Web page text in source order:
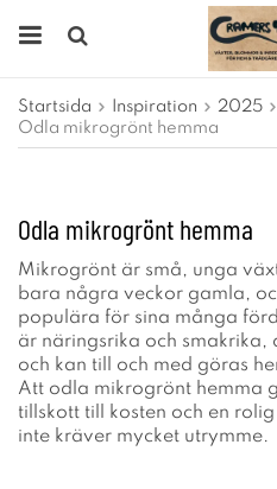
Startsida Inspiration 2025
Odla mikrogrönt hemma
Odla mikrogrönt hemma
Mikrogrönt är små, unga
bara några veckor gamla,
populära för sina många
är näringsrika och
och kan till och med göras
Att odla mikrogrönt hemma
tillskott till kosten och en
inte kräver mycket utrymme.